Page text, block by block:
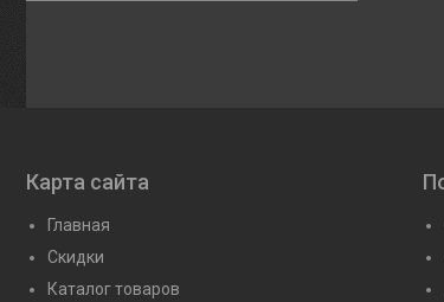
Карта сайта
Главная
Скидки
Каталог товаров